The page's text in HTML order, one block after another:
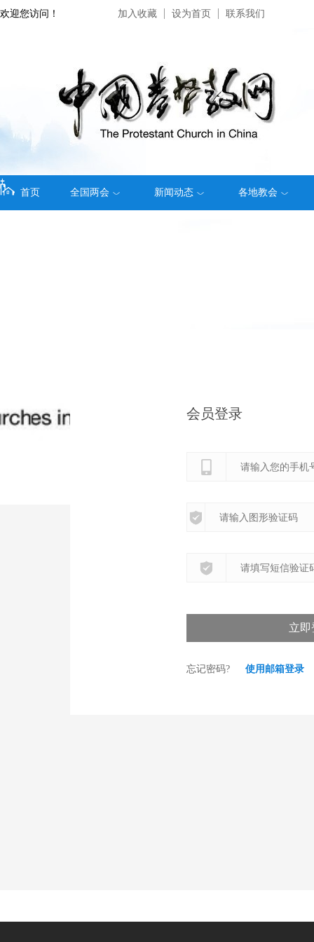
欢迎您访问！ 加入收藏 设为首页 联系我们
首页 全国两会 新闻动态 各地教会
会员登录
立即
忘记密码? 使用邮箱登录